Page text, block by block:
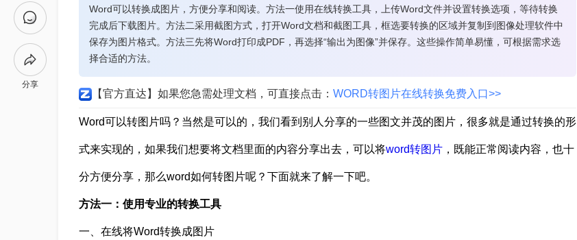
分享
Word可以转换成图片，方便分享和阅读。方法一使用在线转换工具，上传Word文件并设置转换选项，等待转换
完成后下载图片。方法二采用截图方式，打开Word文档和截图工具，框选要转换的区域并复制到图像处理软件中
保存为图片格式。方法三先将Word打印成PDF，再选择“输出为图像”并保存。这些操作简单易懂，可根据需求选
择合适的方法。
【官方直达】如果您急需处理文档，可直接点击： WORD转图片在线转换免费入口>>
Word可以转图片吗？当然是可以的，我们看到别人分享的一些图文并茂的图片，很多就是通过转换的形
式来实现的，如果我们想要将文档里面的内容分享出去，可以将word转图片，既能正常阅读内容，也十
分方便分享，那么word如何转图片呢？下面就来了解一下吧。
方法一：使用专业的转换工具
一、在线将Word转换成图片